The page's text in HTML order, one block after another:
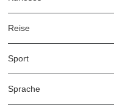
Reise
Sport
Sprache